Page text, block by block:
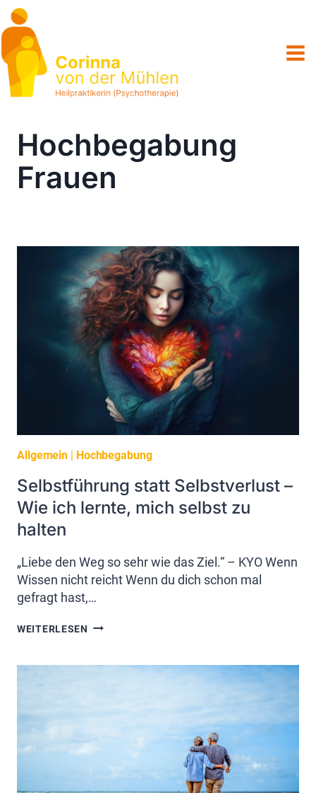
Zum
Inhalt
springen
Hochbegabung
Frauen
Allgemein | Hochbegabung
Selbstführung statt Selbstverlust –
Wie ich lernte, mich selbst zu
halten
„Liebe den Weg so sehr wie das Ziel.“ – KYO Wenn
Wissen nicht reicht Wenn du dich schon mal
gefragt hast,…
WEITERLESEN SELBSTFÜHRUNG
–
ZU
HALTEN